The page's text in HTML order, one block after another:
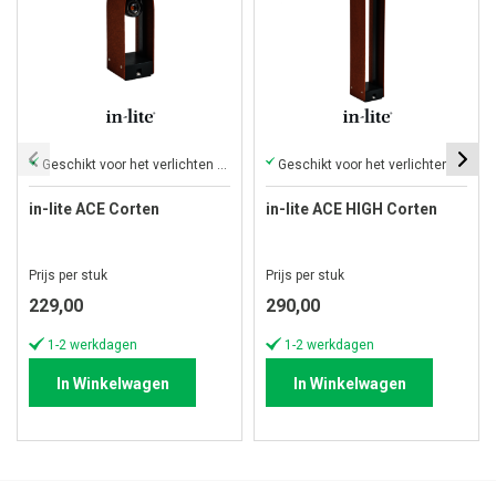
Geschikt voor het verlichten van een oprit en pad
in-lite ACE Corten
Prijs per stuk
229,00
1-2 werkdagen
In Winkelwagen
Geschikt voor het verlichten beplanting, een oprit en pad
in-lite ACE HIGH Corten
Prijs per stuk
290,00
1-2 werkdagen
In Winkelwagen